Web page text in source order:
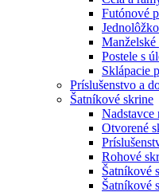
Futónové
Manželské
Postele s
Sklápacie
Príslušenstvo a
Šatníkové skrine
Nadstavce
Otvorené
Rohové
Šatníkové
Šatníkové